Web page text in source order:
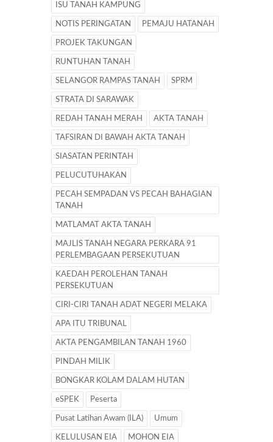
ISU TANAH KAMPUNG
NOTIS PERINGATAN PEMAJU HATANAH
PROJEK TAKUNGAN
RUNTUHAN TANAH
SELANGOR RAMPAS TANAH SPRM
STRATA DI SARAWAK
REDAH TANAH MERAH AKTA TANAH
TAFSIRAN DI BAWAH AKTA TANAH
SIASATAN PERINTAH
PELUCUTUHAKAN
PECAH SEMPADAN VS PECAH BAHAGIAN
TANAH
MATLAMAT AKTA TANAH
MAJLIS TANAH NEGARA PERKARA 91
PERLEMBAGAAN PERSEKUTUAN
KAEDAH PEROLEHAN TANAH
PERSEKUTUAN
CIRI-CIRI TANAH ADAT NEGERI MELAKA
APA ITU TRIBUNAL
AKTA PENGAMBILAN TANAH 1960
PINDAH MILIK
BONGKAR KOLAM DALAM HUTAN
eSPEK Peserta
Pusat Latihan Awam (ILA) Umum
KELULUSAN EIA MOHON EIA